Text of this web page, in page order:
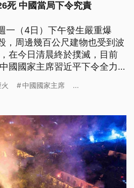
死 中國當局下令究責
一（4日）下午發生嚴重爆
，周邊幾百公尺建物也受到波
在今日清晨終於撲滅，目前
國國家主席習近平下令全力
中國國家主席 ...